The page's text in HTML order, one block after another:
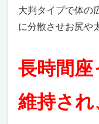
大判タイプで体の
に分散させお尻や
長時間
維持され